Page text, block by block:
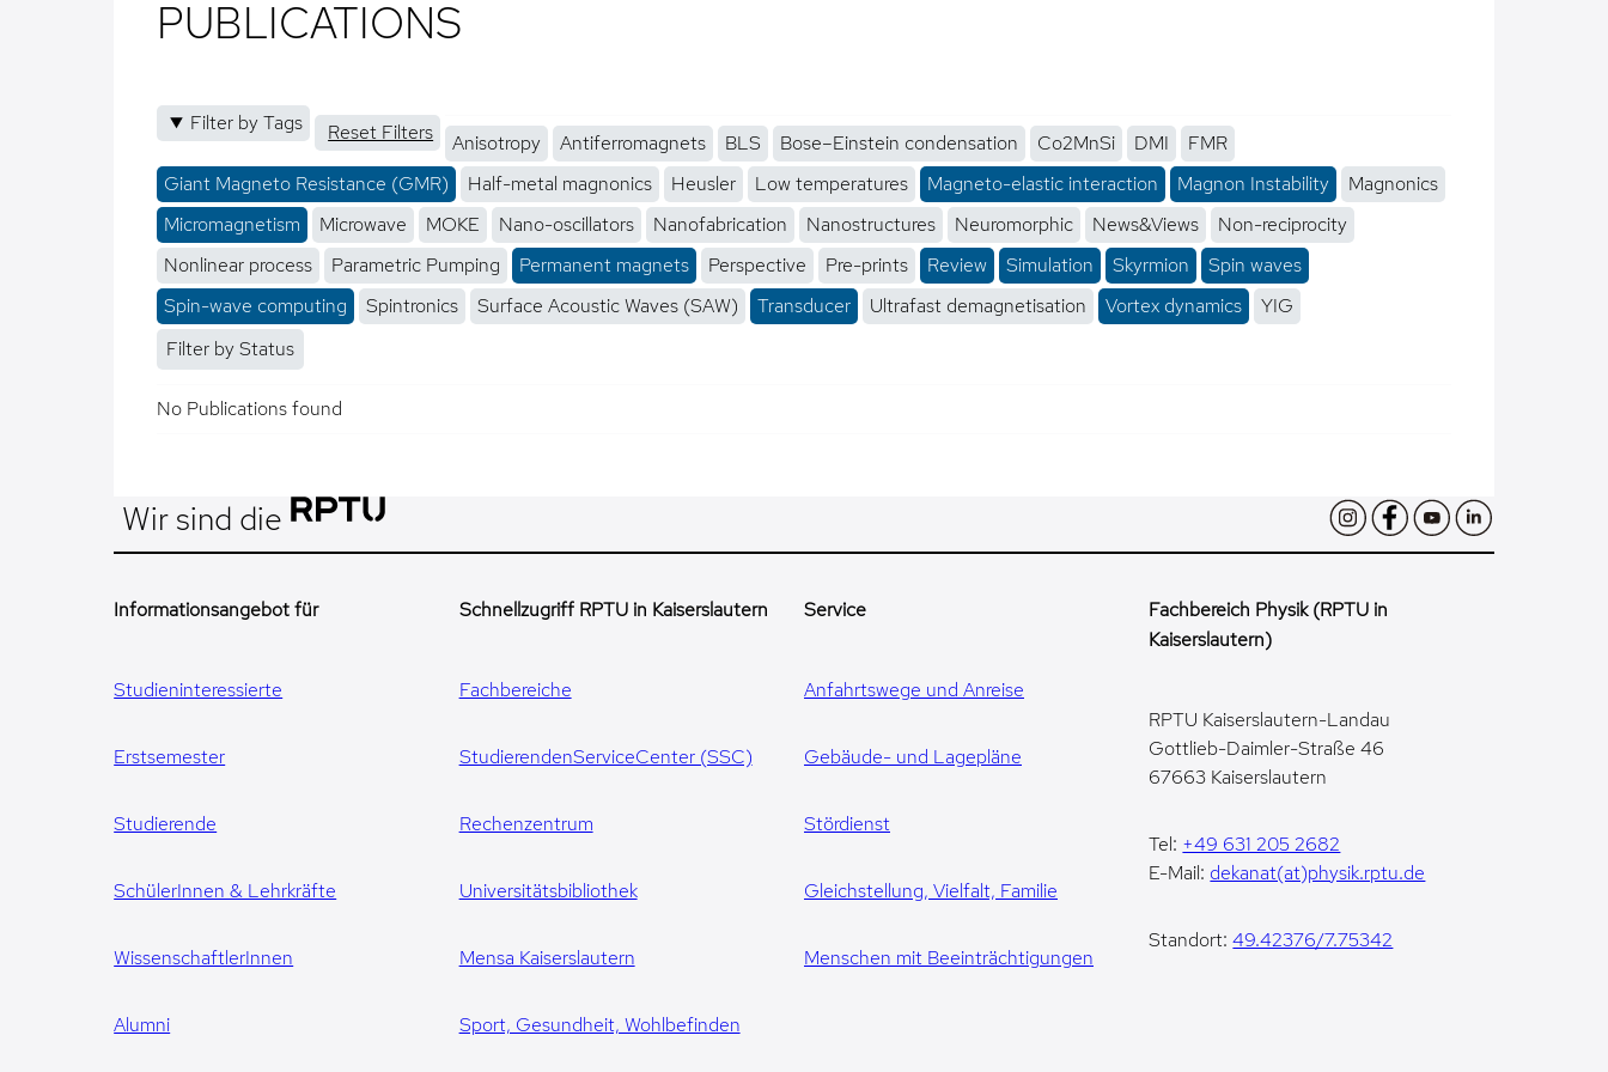
PUBLICATIONS
Filter by Tags Reset Filters Anisotropy Antiferromagnets BLS Bose–Einstein condensation Co2MnSi DMI
FMR
Giant Magneto Resistance (GMR)
Half-metal magnonics Heusler Low temperatures Magneto-elastic interaction Magnon Instability
Magnonics
Micromagnetism
Microwave MOKE Nano-oscillators Nanofabrication Nanostructures Neuromorphic News&Views
Non-reciprocity
Nonlinear process
Parametric Pumping Permanent magnets Perspective Pre-prints Review Simulation Skyrmion
Spin waves
Spin-wave computing
Spintronics Surface Acoustic Waves (SAW) Transducer Ultrafast demagnetisation Vortex dynamics
YIG
Filter by Status
No Publications found
Wir sind die
Informationsangebot für
Studieninteressierte
Erstsemester
Studierende
SchülerInnen & Lehrkräfte
WissenschaftlerInnen
Alumni
Schnellzugriff RPTU in Kaiserslautern
Fachbereiche
StudierendenServiceCenter (SSC)
Rechenzentrum
Universitätsbibliothek
Mensa Kaiserslautern
Sport, Gesundheit, Wohlbefinden
Service
Anfahrtswege und Anreise
Gebäude- und Lagepläne
Stördienst
Gleichstellung, Vielfalt, Familie
Menschen mit Beeinträchtigungen
Fachbereich Physik (RPTU in
Kaiserslautern)
RPTU Kaiserslautern-Landau
Gottlieb-Daimler-Straße 46
67663 Kaiserslautern
Tel: +49 631 205 2682
E-Mail: dekanat(at)physik.rptu.de
Standort:49.42376/7.75342